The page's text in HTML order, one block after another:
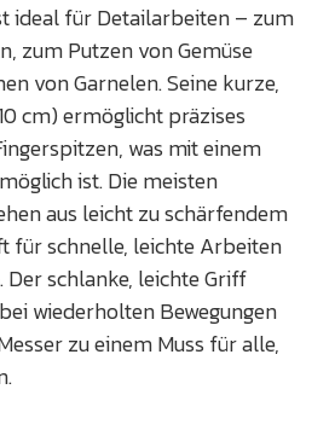
ideal für Detailarbeiten – zum
zum Putzen von Gemüse
von Garnelen. Seine kurze,
cm) ermöglicht präzises
was mit einem
ist. Die meisten
aus leicht zu schärfendem
für schnelle, leichte Arbeiten
Der schlanke, leichte Griff
wiederholten Bewegungen
zu einem Muss für alle,